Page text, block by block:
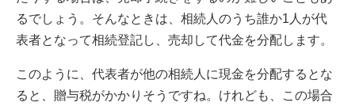
るでしょう。そんなときは、相続人のうち誰か1人が代
表者となって相続登記し、売却して代金を分配します。
このように、代表者が他の相続人に現金を分配するとな
ると、贈与税がかかりそうですね。けれども、この場合